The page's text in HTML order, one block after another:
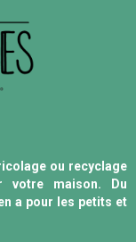
ou recyclage
votre maison. Du
a pour les petits et